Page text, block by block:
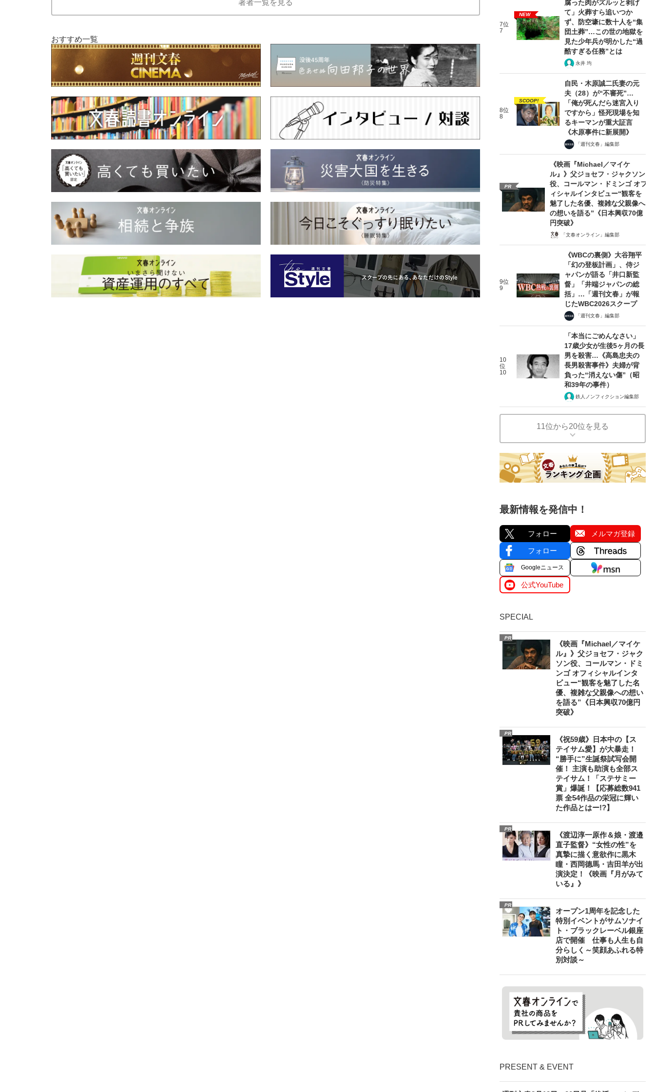
著者一覧を見る
おすすめ一覧
7位
7
NEW
腐った肉がズルッと剥げ
て」火葬すら追いつか
ず、防空壕に数十人を“集
団土葬”…この世の地獄を
見た少年兵が明かした“過
酷すぎる任務”とは
永井 均
8位
8
SCOOP!
自民・木原誠二氏妻の元
夫（28）が“不審死”…
「俺が死んだら迷宮入り
ですから」怪死現場を知
るキーマンが重大証言
《木原事件に新展開》
「週刊文春」編集部
PR
《映画『Michael／マイケ
ル』》父ジョセフ・ジャクソン
役、コールマン・ドミンゴ オフ
ィシャルインタビュー“観客を
魅了した名優、複雑な父親像へ
の想いを語る”《日本興収70億
円突破》
「文春オンライン」編集部
9位
9
《WBCの裏側》大谷翔平
「幻の登板計画」、侍ジ
ャパンが語る「井口新監
督」「井端ジャパンの総
括」…「週刊文春」が報
じたWBC2026スクープ
「週刊文春」編集部
10
位
10
「本当にごめんなさい」
17歳少女が生後5ヶ月の長
男を殺害…《高島忠夫の
長男殺害事件》夫婦が背
負った“消えない傷”（昭
和39年の事件）
鉄人ノンフィクション編集部
11位から20位を見る
最新情報を発信中！
フォロー メルマガ登録
フォロー
Googleニュース
公式YouTube
SPECIAL
PR
《映画『Michael／マイケ
ル』》父ジョセフ・ジャク
ソン役、コールマン・ドミ
ンゴ オフィシャルインタ
ビュー“観客を魅了した名
優、複雑な父親像への想い
を語る”《日本興収70億円
突破》
PR
《祝59歳》日本中の【ス
テイサム愛】が大暴走！
“勝手に”生誕祭試写会開
催！ 主演も助演も全部ス
テイサム！「ステサミー
賞」爆誕！【応募総数941
票 全54作品の栄冠に輝い
た作品とはー!?】
PR
《渡辺淳一原作＆娘・渡邉
直子監督》“女性の性”を
真摯に描く意欲作に黒木
瞳・西岡德馬・吉田羊が出
演決定！《映画『月がみて
いる』》
PR
オープン1周年を記念した
特別イベントがサムソナイ
ト・ブラックレーベル銀座
店で開催 仕事も人生も自
分らしく～笑顔あふれる特
別対談～
PRESENT & EVENT